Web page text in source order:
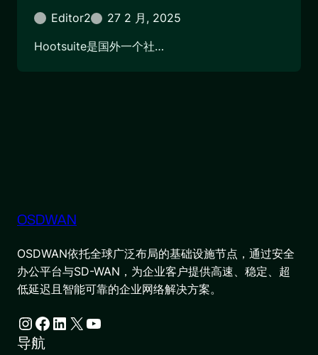
Editor2
27 2 月, 2025
Hootsuite是国外一个社…
OSDWAN
OSDWAN依托全球广泛布局的基础设施节点，通过安全
办公平台与SD-WAN，为企业客户提供高速、稳定、超
低延迟且智能可靠的企业网络解决方案。
Instagram Facebook LinkedIn X YouTube
导航